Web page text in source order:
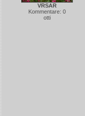
VRSAR
Kommentare: 0
otti